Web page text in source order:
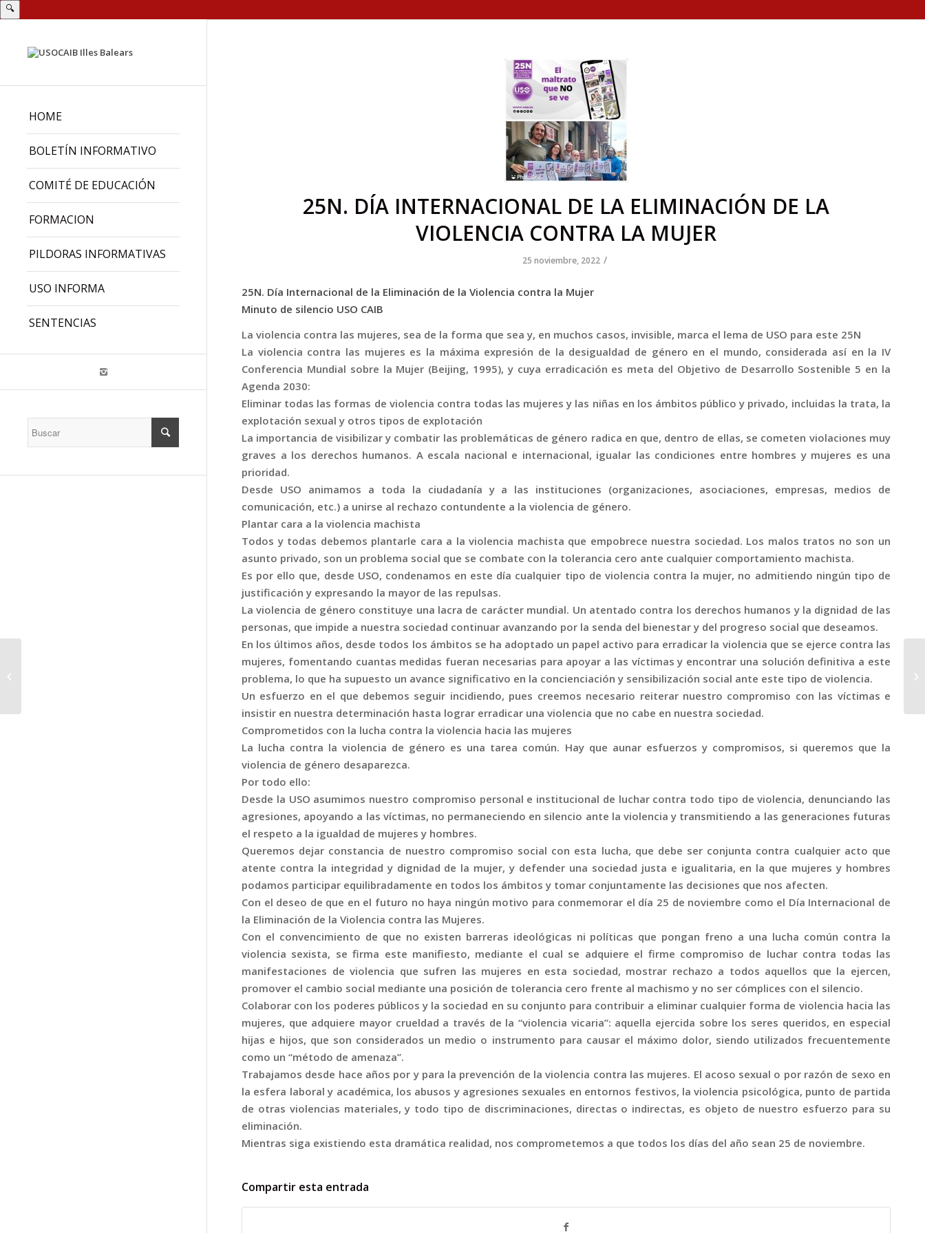
🔍
HOME
BOLETÍN INFORMATIVO
COMITÉ DE EDUCACIÓN
FORMACION
PILDORAS INFORMATIVAS
USO INFORMA
SENTENCIAS
25N. DÍA INTERNACIONAL DE LA ELIMINACIÓN DE LA
VIOLENCIA CONTRA LA MUJER
25 noviembre, 2022 /
25N. Día Internacional de la Eliminación de la Violencia contra la Mujer
Minuto de silencio USO CAIB
La violencia contra las mujeres, sea de la forma que sea y, en muchos casos, invisible, marca el lema de USO para este 25N
La violencia contra las mujeres es la máxima expresión de la desigualdad de género en el mundo, considerada así en la IV
Conferencia Mundial sobre la Mujer (Beijing, 1995), y cuya erradicación es meta del Objetivo de Desarrollo Sostenible 5 en la
Agenda 2030:
Eliminar todas las formas de violencia contra todas las mujeres y las niñas en los ámbitos público y privado, incluidas la trata, la
explotación sexual y otros tipos de explotación
La importancia de visibilizar y combatir las problemáticas de género radica en que, dentro de ellas, se cometen violaciones muy
graves a los derechos humanos. A escala nacional e internacional, igualar las condiciones entre hombres y mujeres es una
prioridad.
Desde USO animamos a toda la ciudadanía y a las instituciones (organizaciones, asociaciones, empresas, medios de
comunicación, etc.) a unirse al rechazo contundente a la violencia de género.
Plantar cara a la violencia machista
Todos y todas debemos plantarle cara a la violencia machista que empobrece nuestra sociedad. Los malos tratos no son un
asunto privado, son un problema social que se combate con la tolerancia cero ante cualquier comportamiento machista.
Es por ello que, desde USO, condenamos en este día cualquier tipo de violencia contra la mujer, no admitiendo ningún tipo de
justificación y expresando la mayor de las repulsas.
La violencia de género constituye una lacra de carácter mundial. Un atentado contra los derechos humanos y la dignidad de las
personas, que impide a nuestra sociedad continuar avanzando por la senda del bienestar y del progreso social que deseamos.
En los últimos años, desde todos los ámbitos se ha adoptado un papel activo para erradicar la violencia que se ejerce contra las
mujeres, fomentando cuantas medidas fueran necesarias para apoyar a las víctimas y encontrar una solución definitiva a este
problema, lo que ha supuesto un avance significativo en la concienciación y sensibilización social ante este tipo de violencia.
Un esfuerzo en el que debemos seguir incidiendo, pues creemos necesario reiterar nuestro compromiso con las víctimas e
insistir en nuestra determinación hasta lograr erradicar una violencia que no cabe en nuestra sociedad.
Comprometidos con la lucha contra la violencia hacia las mujeres
La lucha contra la violencia de género es una tarea común. Hay que aunar esfuerzos y compromisos, si queremos que la
violencia de género desaparezca.
Por todo ello:
Desde la USO asumimos nuestro compromiso personal e institucional de luchar contra todo tipo de violencia, denunciando las
agresiones, apoyando a las víctimas, no permaneciendo en silencio ante la violencia y transmitiendo a las generaciones futuras
el respeto a la igualdad de mujeres y hombres.
Queremos dejar constancia de nuestro compromiso social con esta lucha, que debe ser conjunta contra cualquier acto que
atente contra la integridad y dignidad de la mujer, y defender una sociedad justa e igualitaria, en la que mujeres y hombres
podamos participar equilibradamente en todos los ámbitos y tomar conjuntamente las decisiones que nos afecten.
Con el deseo de que en el futuro no haya ningún motivo para conmemorar el día 25 de noviembre como el Día Internacional de
la Eliminación de la Violencia contra las Mujeres.
Con el convencimiento de que no existen barreras ideológicas ni políticas que pongan freno a una lucha común contra la
violencia sexista, se firma este manifiesto, mediante el cual se adquiere el firme compromiso de luchar contra todas las
manifestaciones de violencia que sufren las mujeres en esta sociedad, mostrar rechazo a todos aquellos que la ejercen,
promover el cambio social mediante una posición de tolerancia cero frente al machismo y no ser cómplices con el silencio.
Colaborar con los poderes públicos y la sociedad en su conjunto para contribuir a eliminar cualquier forma de violencia hacia las
mujeres, que adquiere mayor crueldad a través de la “violencia vicaria”: aquella ejercida sobre los seres queridos, en especial
hijas e hijos, que son considerados un medio o instrumento para causar el máximo dolor, siendo utilizados frecuentemente
como un “método de amenaza”.
Trabajamos desde hace años por y para la prevención de la violencia contra las mujeres. El acoso sexual o por razón de sexo en
la esfera laboral y académica, los abusos y agresiones sexuales en entornos festivos, la violencia psicológica, punto de partida
de otras violencias materiales, y todo tipo de discriminaciones, directas o indirectas, es objeto de nuestro esfuerzo para su
eliminación.
Mientras siga existiendo esta dramática realidad, nos comprometemos a que todos los días del año sean 25 de noviembre.
Compartir esta entrada